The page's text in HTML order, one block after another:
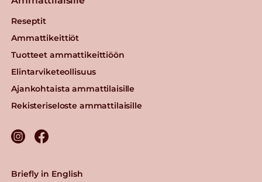
Reseptit
Ammattikeittiöt
Tuotteet ammattikeittiöön
Elintarviketeollisuus
Ajankohtaista ammattilaisille
Rekisteriseloste ammattilaisille
Briefly in English